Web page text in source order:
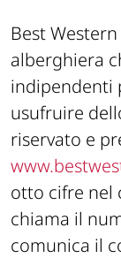
Best
alberghiera
indipendenti
usufruire
riservato e
otto cifre nel
chiama il
comunica il